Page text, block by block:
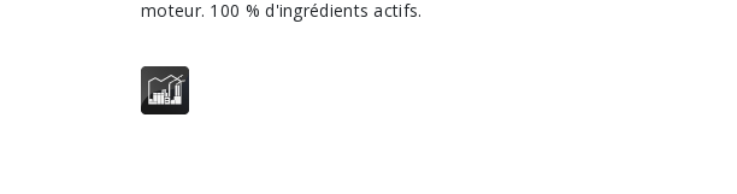
moteur. 100 % d'ingrédients actifs.